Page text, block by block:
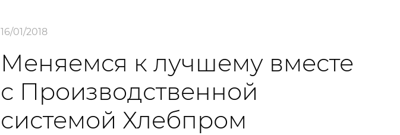
16/01/2018
Меняемся к лучшему вместе
с Производственной
системой Хлебпром